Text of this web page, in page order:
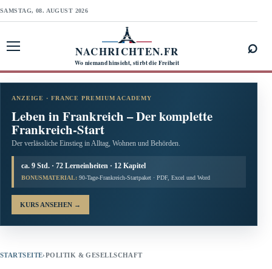
SAMSTAG, 08. AUGUST 2026
NACHRICHTEN.FR
Wo niemand hinsieht, stirbt die Freiheit
⌕
ANZEIGE · FRANCE PREMIUM ACADEMY
Leben in Frankreich – Der komplette
Frankreich-Start
Der verlässliche Einstieg in Alltag, Wohnen und Behörden.
ca. 9 Std. · 72 Lerneinheiten · 12 Kapitel
BONUSMATERIAL: 90-Tage-Frankreich-Startpaket · PDF, Excel und Word
KURS ANSEHEN →
STARTSEITE›POLITIK & GESELLSCHAFT